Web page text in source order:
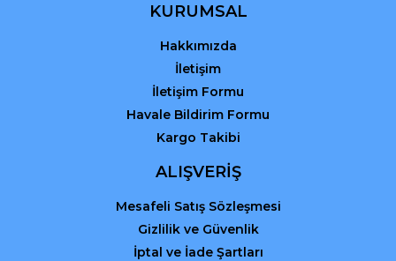
KURUMSAL
Hakkımızda
İletişim
İletişim Formu
Havale Bildirim Formu
Kargo Takibi
ALIŞVERİŞ
Mesafeli Satış Sözleşmesi
Gizlilik ve Güvenlik
İptal ve İade Şartları